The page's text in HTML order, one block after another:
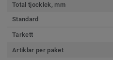
Total tjocklek, mm
Standard
Tarkett
Artiklar per paket